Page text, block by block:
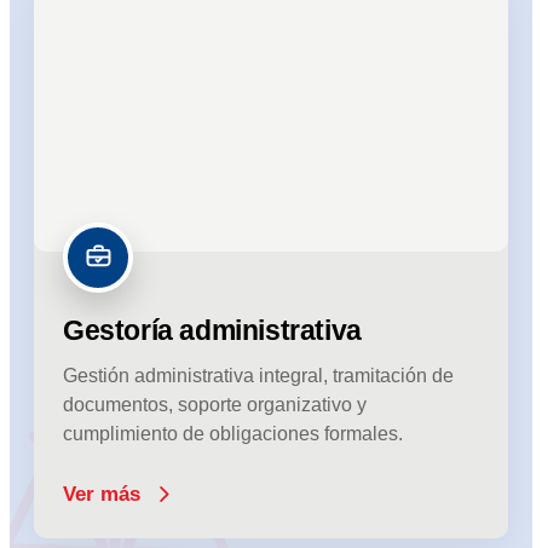
Gestoría administrativa
Gestión administrativa integral, tramitación de
documentos, soporte organizativo y
cumplimiento de obligaciones formales.
Ver más